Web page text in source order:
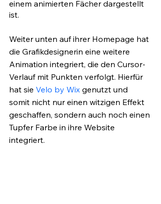
einem animierten Fächer dargestellt
ist.
Weiter unten auf ihrer Homepage hat
die Grafikdesignerin eine weitere
Animation integriert, die den Cursor-
Verlauf mit Punkten verfolgt. Hierfür
hat sie Velo by Wix genutzt und
somit nicht nur einen witzigen Effekt
geschaffen, sondern auch noch einen
Tupfer Farbe in ihre Website
integriert.